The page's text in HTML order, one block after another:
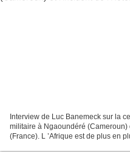
Interview de Luc Banemeck sur la
militaire à Ngaoundéré (Cameroun)
(France). L ’Afrique est de plus en